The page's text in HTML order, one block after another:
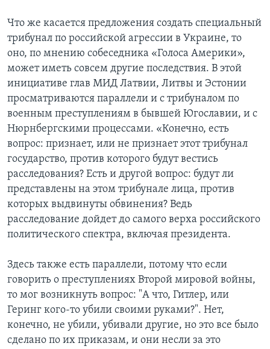
Что же касается предложения создать специальный
трибунал по российской агрессии в Украине, то
оно, по мнению собеседника «Голоса Америки»,
может иметь совсем другие последствия. В этой
инициативе глав МИД Латвии, Литвы и Эстонии
просматриваются параллели и с трибуналом по
военным преступлениям в бывшей Югославии, и с
Нюрнбергскими процессами. «Конечно, есть
вопрос: признает, или не признает этот трибунал
государство, против которого будут вестись
расследования? Есть и другой вопрос: будут ли
представлены на этом трибунале лица, против
которых выдвинуты обвинения? Ведь
расследование дойдет до самого верха российского
политического спектра, включая президента.
Здесь также есть параллели, потому что если
говорить о преступлениях Второй мировой войны,
то мог возникнуть вопрос: "А что, Гитлер, или
Геринг кого-то убили своими руками?". Нет,
конечно, не убили, убивали другие, но это все было
сделано по их приказам, и они несли за это